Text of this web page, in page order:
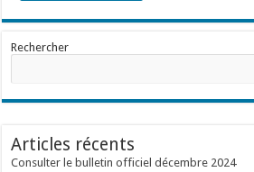
Rechercher
Articles récents
Consulter le bulletin officiel décembre 2024